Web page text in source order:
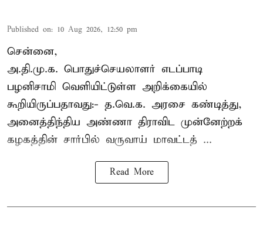
Published on: 10 Aug 2026, 12:50 pm
சென்னை,
அ.தி.மு.க. பொதுச்செயலாளர் எடப்பாடி
பழனிசாமி வெளியிட்டுள்ள அறிக்கையில்
கூறியிருப்பதாவது:- த.வெ.க. அரசை கண்டித்து,
அனைத்திந்திய அண்ணா திராவிட முன்னேற்றக்
கழகத்தின் சார்பில் வருவாய் மாவட்டத் ...
Read More